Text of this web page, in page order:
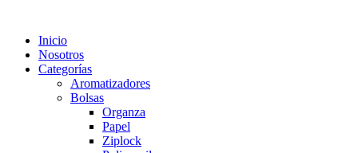
Inicio
Nosotros
Categorías
Aromatizadores
Bolsas
Organza
Papel
Ziplock